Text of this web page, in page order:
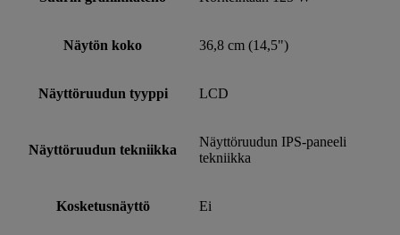
Näytön koko 36,8 cm (14,5")
Näyttöruudun tyyppi LCD
Näyttöruudun tekniikka
Näyttöruudun IPS-paneeli
tekniikka
Kosketusnäyttö Ei